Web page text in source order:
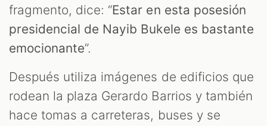
fragmento, dice: “Estar en esta posesión
presidencial de Nayib Bukele es bastante
emocionante”.
Después utiliza imágenes de edificios que
rodean la plaza Gerardo Barrios y también
hace tomas a carreteras, buses y se